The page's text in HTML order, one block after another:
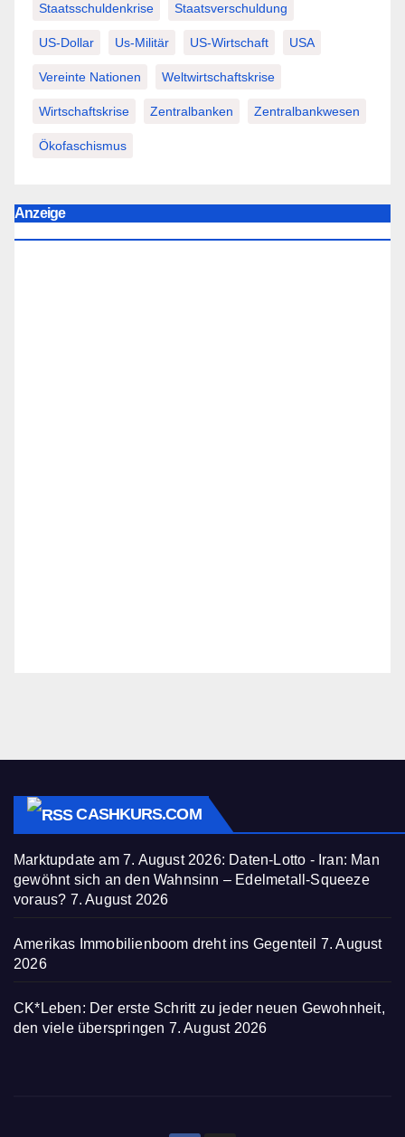
Staatsschuldenkrise Staatsverschuldung
US-Dollar Us-Militär US-Wirtschaft USA
Vereinte Nationen Weltwirtschaftskrise
Wirtschaftskrise Zentralbanken Zentralbankwesen
Ökofaschismus
Anzeige
CASHKURS.COM
Marktupdate am 7. August 2026: Daten-Lotto - Iran: Man
gewöhnt sich an den Wahnsinn – Edelmetall-Squeeze
voraus? 7. August 2026
Amerikas Immobilienboom dreht ins Gegenteil 7. August
2026
CK*Leben: Der erste Schritt zu jeder neuen Gewohnheit,
den viele überspringen 7. August 2026